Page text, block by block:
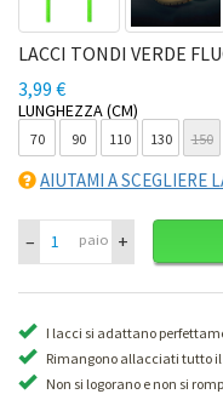
LACCI TONDI VERDE
3,99 €
LUNGHEZZA (CM)
70 90 110 130 150
AIUTAMI A SCEGLIERE
– paio +
I lacci si adattano
Rimangono allacciati tutto
Non si logorano e non si